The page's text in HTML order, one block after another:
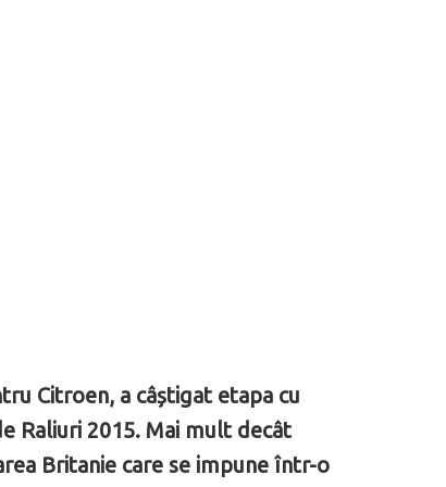
Citroen, a câștigat etapa cu
Raliuri 2015. Mai mult decât
Britanie care se impune într-o